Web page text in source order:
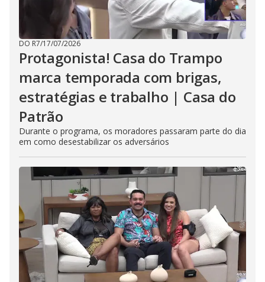
DO R7/17/07/2026
Protagonista! Casa do Trampo
marca temporada com brigas,
estratégias e trabalho | Casa do
Patrão
Durante o programa, os moradores passaram parte do dia
em como desestabilizar os adversários